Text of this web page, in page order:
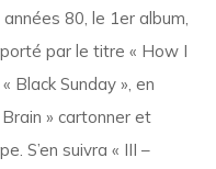
80, le 1er album,
par le titre « How I
Black Sunday », en
» cartonner et
S’en suivra « III –